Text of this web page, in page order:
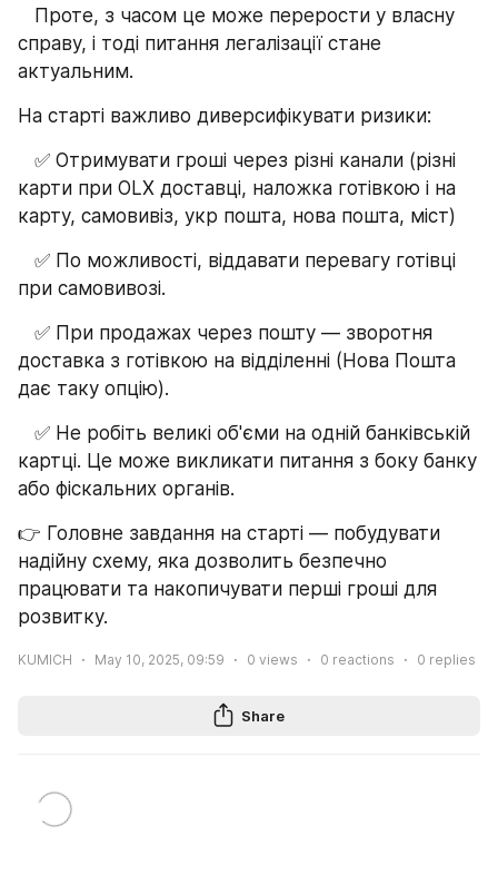
справу, і тоді питання легалізації стане
актуальним.
На старті важливо диверсифікувати ризики:
карти при OLX доставці, наложка готівкою і на
карту, самовивіз, укр пошта, нова пошта, міст)
при самовивозі.
доставка з готівкою на відділенні (Нова Пошта
дає таку опцію).
картці. Це може викликати питання з боку банку
або фіскальних органів.
👉 Головне завдання на старті — побудувати
надійну схему, яка дозволить безпечно
працювати та накопичувати перші гроші для
розвитку.
KUMICH May 10, 2025, 09:59 0 views 0 reactions 0 replies
Share